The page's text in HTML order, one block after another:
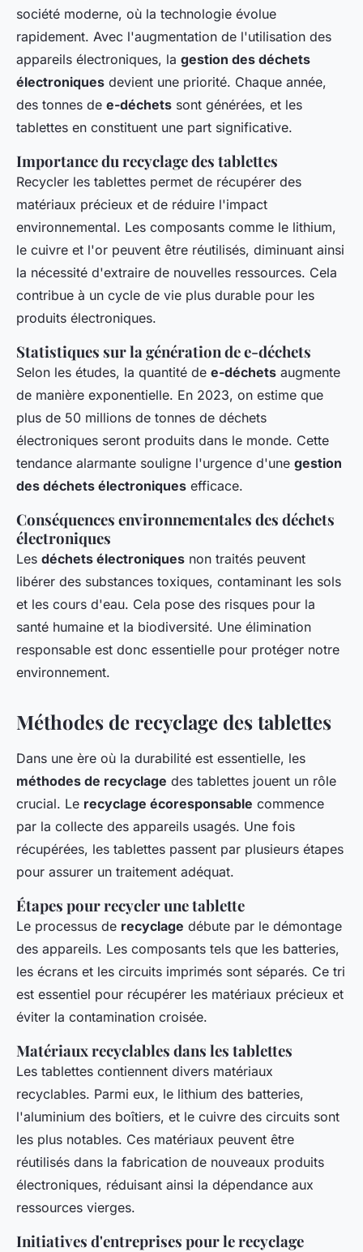
société moderne, où la technologie évolue
rapidement. Avec l'augmentation de l'utilisation des
appareils électroniques, la gestion des déchets
électroniques devient une priorité. Chaque année,
des tonnes de e-déchets sont générées, et les
tablettes en constituent une part significative.
Importance du recyclage des tablettes
Recycler les tablettes permet de récupérer des
matériaux précieux et de réduire l'impact
environnemental. Les composants comme le lithium,
le cuivre et l'or peuvent être réutilisés, diminuant ainsi
la nécessité d'extraire de nouvelles ressources. Cela
contribue à un cycle de vie plus durable pour les
produits électroniques.
Statistiques sur la génération de e-déchets
Selon les études, la quantité de e-déchets augmente
de manière exponentielle. En 2023, on estime que
plus de 50 millions de tonnes de déchets
électroniques seront produits dans le monde. Cette
tendance alarmante souligne l'urgence d'une gestion
des déchets électroniques efficace.
Conséquences environnementales des déchets
électroniques
Les déchets électroniques non traités peuvent
libérer des substances toxiques, contaminant les sols
et les cours d'eau. Cela pose des risques pour la
santé humaine et la biodiversité. Une élimination
responsable est donc essentielle pour protéger notre
environnement.
Méthodes de recyclage des tablettes
Dans une ère où la durabilité est essentielle, les
méthodes de recyclage des tablettes jouent un rôle
crucial. Le recyclage écoresponsable commence
par la collecte des appareils usagés. Une fois
récupérées, les tablettes passent par plusieurs étapes
pour assurer un traitement adéquat.
Étapes pour recycler une tablette
Le processus de recyclage débute par le démontage
des appareils. Les composants tels que les batteries,
les écrans et les circuits imprimés sont séparés. Ce tri
est essentiel pour récupérer les matériaux précieux et
éviter la contamination croisée.
Matériaux recyclables dans les tablettes
Les tablettes contiennent divers matériaux
recyclables. Parmi eux, le lithium des batteries,
l'aluminium des boîtiers, et le cuivre des circuits sont
les plus notables. Ces matériaux peuvent être
réutilisés dans la fabrication de nouveaux produits
électroniques, réduisant ainsi la dépendance aux
ressources vierges.
Initiatives d'entreprises pour le recyclage